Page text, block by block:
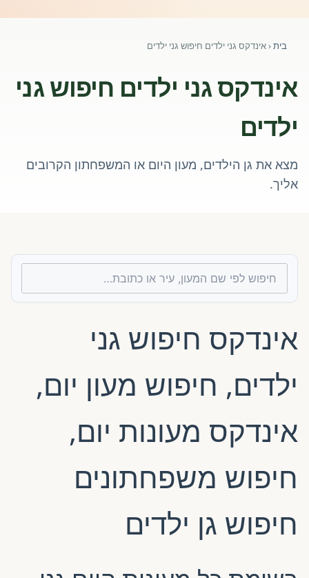
השתלמויות וקורסים לגננות ולצוותי חינוך | גיל הרך 0-6
מרכז ידע ומאמרים
רישום חבר חדש
צור קשר
פורטל רואי חשבון
בית‹אינדקס גני ילדים חיפוש גני ילדים
אינדקס גני ילדים חיפוש גני
ילדים
מצא את גן הילדים, מעון היום או המשפחתון הקרובים
אליך.
אינדקס חיפוש גני
ילדים, חיפוש מעון יום,
אינדקס מעונות יום,
חיפוש משפחתונים
חיפוש גן ילדים